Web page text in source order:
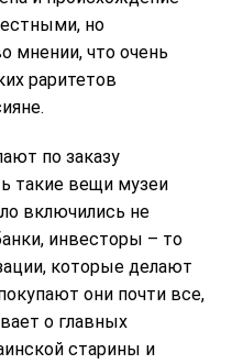
но
мнении, что очень
раритетов
по заказу
такие вещи музеи
включились не
инвесторы – то
которые делают
они почти все,
о главных
старины и